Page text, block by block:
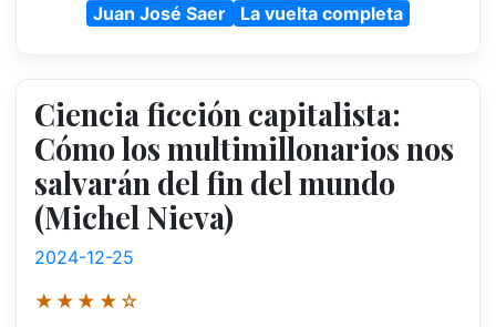
Juan José Saer La vuelta completa
Ciencia ficción capitalista:
Cómo los multimillonarios nos
salvarán del fin del mundo
(Michel Nieva)
2024-12-25
★★★★☆